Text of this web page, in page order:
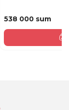
538 000 sum